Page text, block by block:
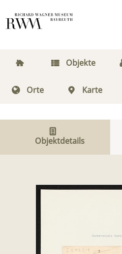
Objekte
Orte Karte
Objektdetails